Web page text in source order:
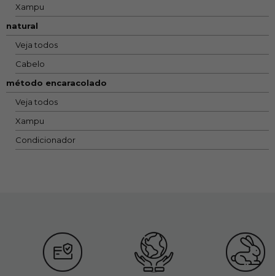
Xampu
natural
Veja todos
Cabelo
método encaracolado
Veja todos
Xampu
Condicionador